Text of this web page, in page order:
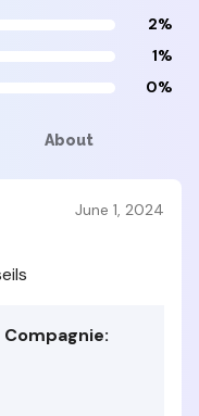
2%
1%
0%
About
June 1, 2024